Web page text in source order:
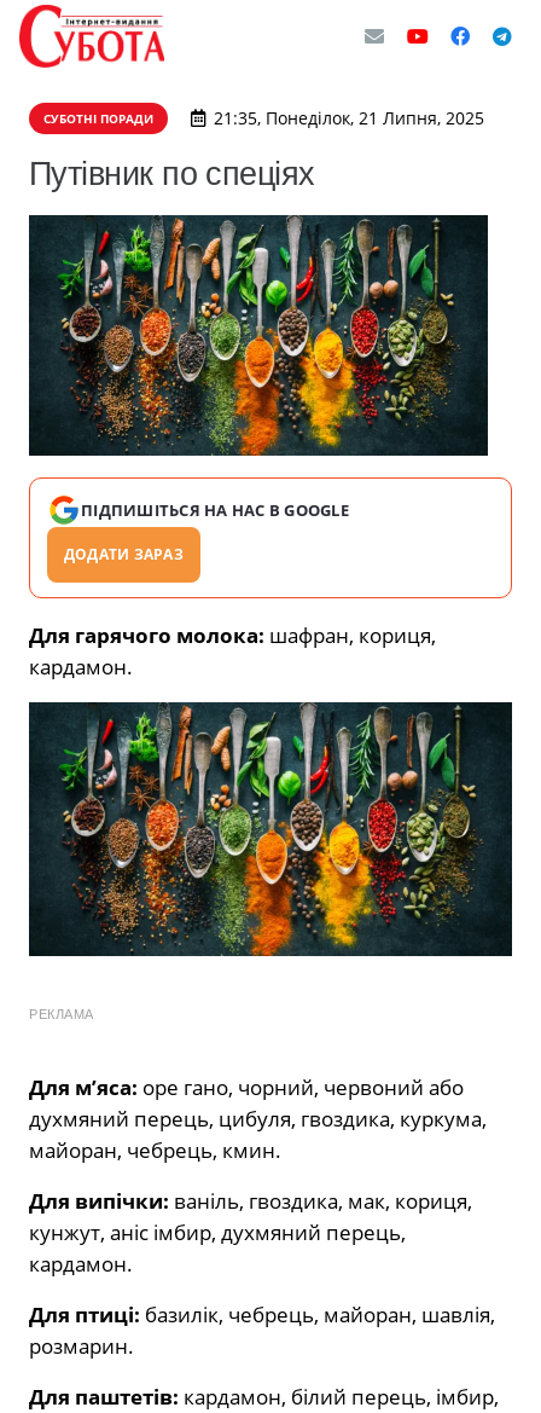
СУБОТНІ ПОРАДИ 21:35, Понеділок, 21 Липня, 2025
Путівник по спеціях
ПІДПИШІТЬСЯ НА НАС В GOOGLE
ДОДАТИ ЗАРАЗ
Для гарячого молока: шафран, кориця,
кардамон.
РЕКЛАМА
Для м’яса: оре гано, чорний, червоний або
духмяний перець, цибуля, гвоздика, куркума,
майоран, чебрець, кмин.
Для випічки: ваніль, гвоздика, мак, кориця,
кунжут, аніс імбир, духмяний перець,
кардамон.
Для птиці: базилік, чебрець, майоран, шавлія,
розмарин.
Для паштетів: кардамон, білий перець, імбир,